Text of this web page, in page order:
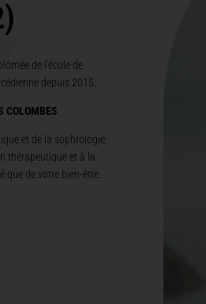
de l'école de
depuis 2015.
COLOMBES
et de la sophrologie.
thérapeutique et à la
de votre bien-être.